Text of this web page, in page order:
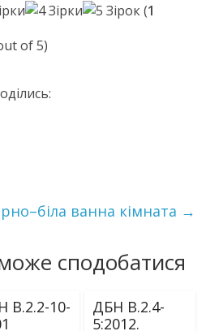
(1
of 5)
ванна кімната →
сподобатися
В.2.2-10-
ДБН В.2.4-
5:2012.